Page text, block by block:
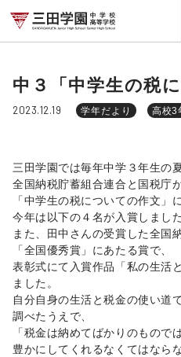
中３「中学生の税
2023.12.19 学年だより 高校3
三田学園では毎年中学３年生の
全国納税貯蓄組合連合と国税庁
「中学生の税についての作文」
今年は以下の４名が入賞しました
また、田中さんの受賞した全国
「全国優秀賞」にあたる賞で、
表彰式にて入賞作品「私の生活
ました。
自分自身の生活と税金の使い道
調べたうえで、
「税金は納めてばかりのもので
豊かにしてくれるなくてはなら